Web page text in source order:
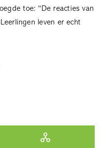
toe: “De reacties van
leven er echt